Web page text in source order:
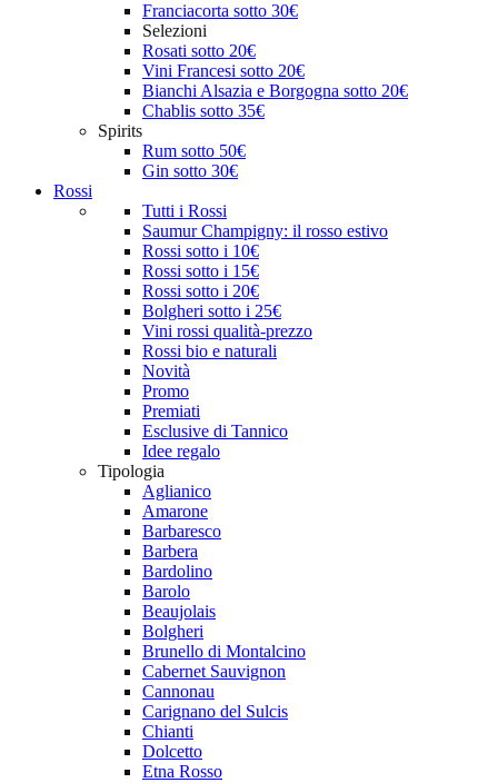
Franciacorta sotto 30€
Selezioni
Rosati sotto 20€
Vini Francesi sotto 20€
Bianchi Alsazia e Borgogna sotto 20€
Chablis sotto 35€
Spirits
Rum sotto 50€
Gin sotto 30€
Rossi
Tutti i Rossi
Saumur Champigny: il rosso estivo
Rossi sotto i 10€
Rossi sotto i 15€
Rossi sotto i 20€
Bolgheri sotto i 25€
Vini rossi qualità-prezzo
Rossi bio e naturali
Novità
Promo
Premiati
Esclusive di Tannico
Idee regalo
Tipologia
Aglianico
Amarone
Barbaresco
Barbera
Bardolino
Barolo
Beaujolais
Bolgheri
Brunello di Montalcino
Cabernet Sauvignon
Cannonau
Carignano del Sulcis
Chianti
Dolcetto
Etna Rosso